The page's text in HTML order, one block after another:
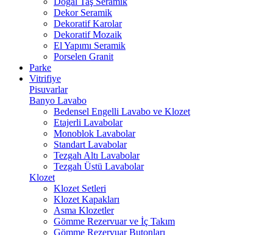
Dekor Seramik
Dekoratif Karolar
Dekoratif Mozaik
El Yapımı Seramik
Porselen Granit
Parke
Vitrifiye
Pisuvarlar
Banyo Lavabo
Bedensel Engelli Lavabo ve Klozet
Etajerli Lavabolar
Monoblok Lavabolar
Standart Lavabolar
Tezgah Altı Lavabolar
Tezgah Üstü Lavabolar
Klozet
Klozet Setleri
Klozet Kapakları
Asma Klozetler
Gömme Rezervuar ve İç Takım
Gömme Rezervuar Butonları